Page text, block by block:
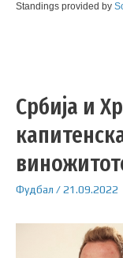
Standings provided by
Србија и
Фудбал /21.09.2022